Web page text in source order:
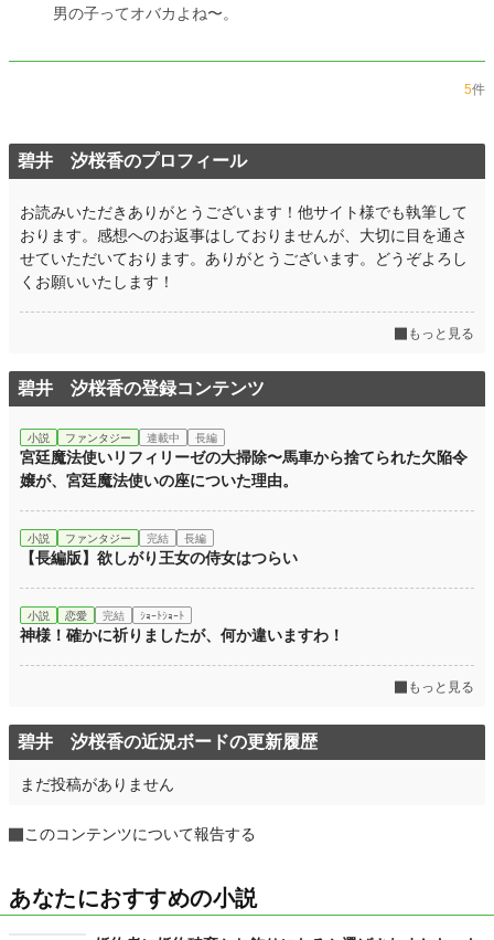
男の子ってオバカよね〜。
5件
碧井 汐桜香のプロフィール
お読みいただきありがとうございます！他サイト様でも執筆して
おります。感想へのお返事はしておりませんが、大切に目を通さ
せていただいております。ありがとうございます。どうぞよろし
くお願いいたします！
もっと見る
碧井 汐桜香の登録コンテンツ
小説 ファンタジー 連載中 長編
宮廷魔法使いリフィリーゼの大掃除〜馬車から捨てられた欠陥令
嬢が、宮廷魔法使いの座についた理由。
小説 ファンタジー 完結 長編
【長編版】欲しがり王女の侍女はつらい
小説 恋愛 完結 ｼｮｰﾄｼｮｰﾄ
神様！確かに祈りましたが、何か違いますわ！
もっと見る
碧井 汐桜香の近況ボードの更新履歴
まだ投稿がありません
このコンテンツについて報告する
あなたにおすすめの小説